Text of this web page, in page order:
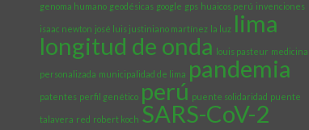
genoma humano geodésicas google gps huaicos perú invenciones
isaac newton josé luis justiniano martínez la luz lima
longitud de onda louis pasteur medicina
personalizada municipalidad de lima pandemia
patentes perfil genético perú puente solidaridad puente
talavera red robert koch SARS-CoV-2